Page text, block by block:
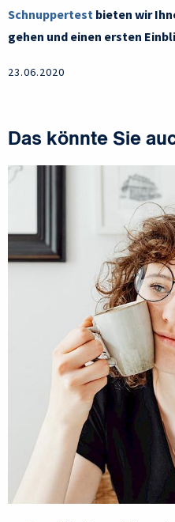
Schnuppertest bieten wir
gehen und einen ersten
23.06.2020
Das könnte Sie